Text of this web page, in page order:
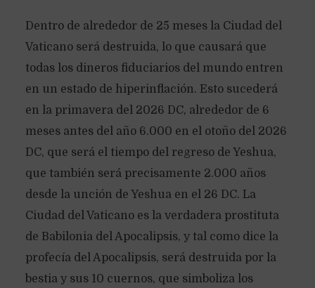
Dentro de alrededor de 25 meses la Ciudad del
Vaticano será destruida, lo que causará que
todas los dineros fiduciarios del mundo entren
en un estado de hiperinflación. Esto sucederá
en la primavera del 2026 DC, alrededor de 6
meses antes del año 6.000 en el otoño del 2026
DC, que será el tiempo del regreso de Yeshua,
que también será precisamente 2.000 años
desde la unción de Yeshua en el 26 DC. La
Ciudad del Vaticano es la verdadera prostituta
de Babilonia del Apocalipsis, y tal como dice la
profecía del Apocalipsis, será destruida por la
bestia y sus 10 cuernos, que simboliza los